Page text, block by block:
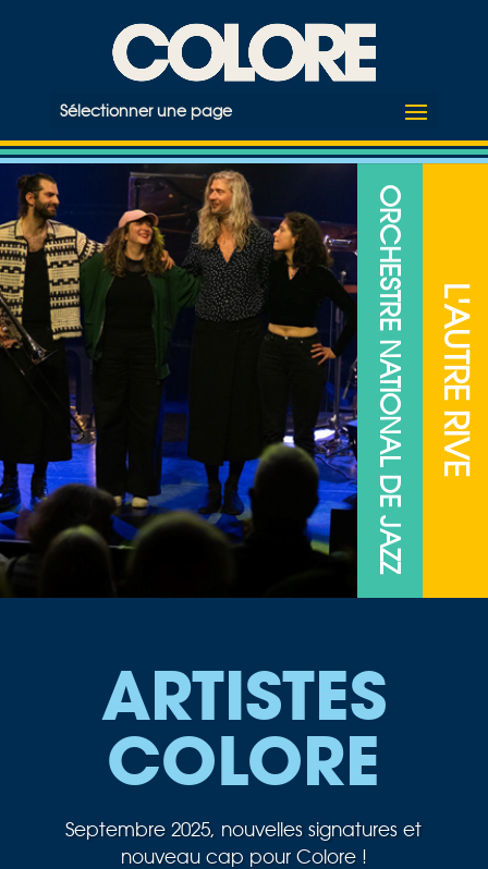
Sélectionner une page
ORCHESTRE NATIONAL DE JAZZ L'AUTRE RIVE
ARTISTES
COLORE
Septembre 2025, nouvelles signatures et
nouveau cap pour Colore !